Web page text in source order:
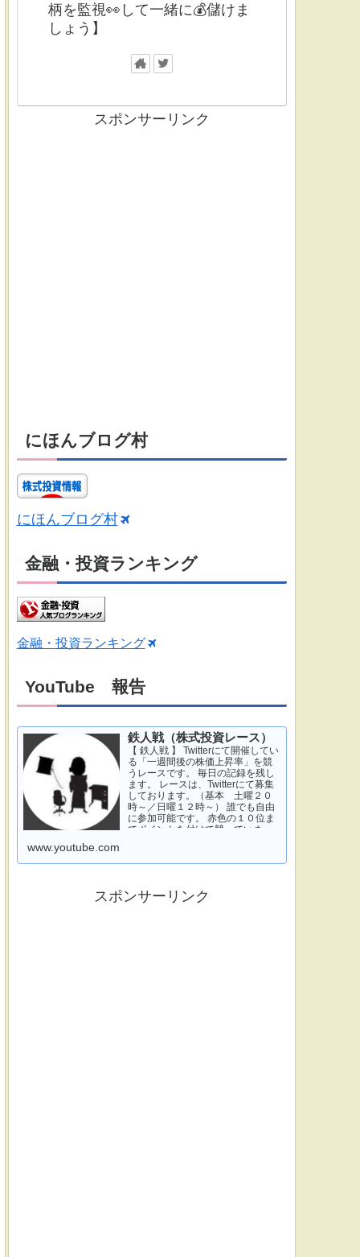
柄を監視👀して一緒に💰儲けま
しょう】
スポンサーリンク
にほんブログ村
にほんブログ村
金融・投資ランキング
金融・投資ランキング
YouTube 報告
鉄人戦（株式投資レース）
【 鉄人戦 】 Twitterにて開催してい
る「一週間後の株価上昇率」を競
うレースです。 毎日の記録を残し
ます。 レースは、Twitterにて募集
しております。（基本 土曜２０
時～／日曜１２時～） 誰でも自由
に参加可能です。 赤色の１０位ま
でポイントを付けて競っていま
www.youtube.com
スポンサーリンク